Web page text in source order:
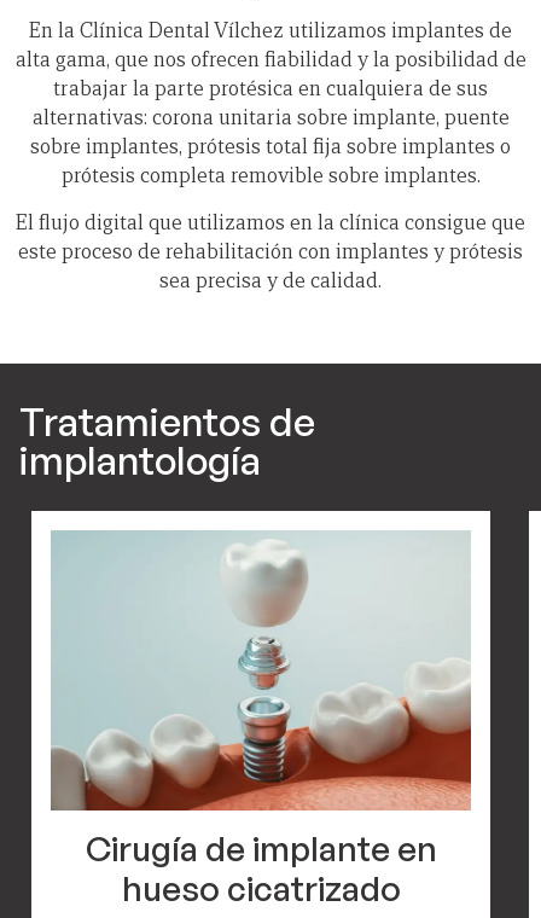
En la Clínica Dental Vílchez utilizamos implantes de
alta gama, que nos ofrecen fiabilidad y la posibilidad de
trabajar la parte protésica en cualquiera de sus
alternativas: corona unitaria sobre implante, puente
sobre implantes, prótesis total fija sobre implantes o
prótesis completa removible sobre implantes.
El flujo digital que utilizamos en la clínica consigue que
este proceso de rehabilitación con implantes y prótesis
sea precisa y de calidad.
Tratamientos de
implantología
Cirugía de implante en
hueso cicatrizado